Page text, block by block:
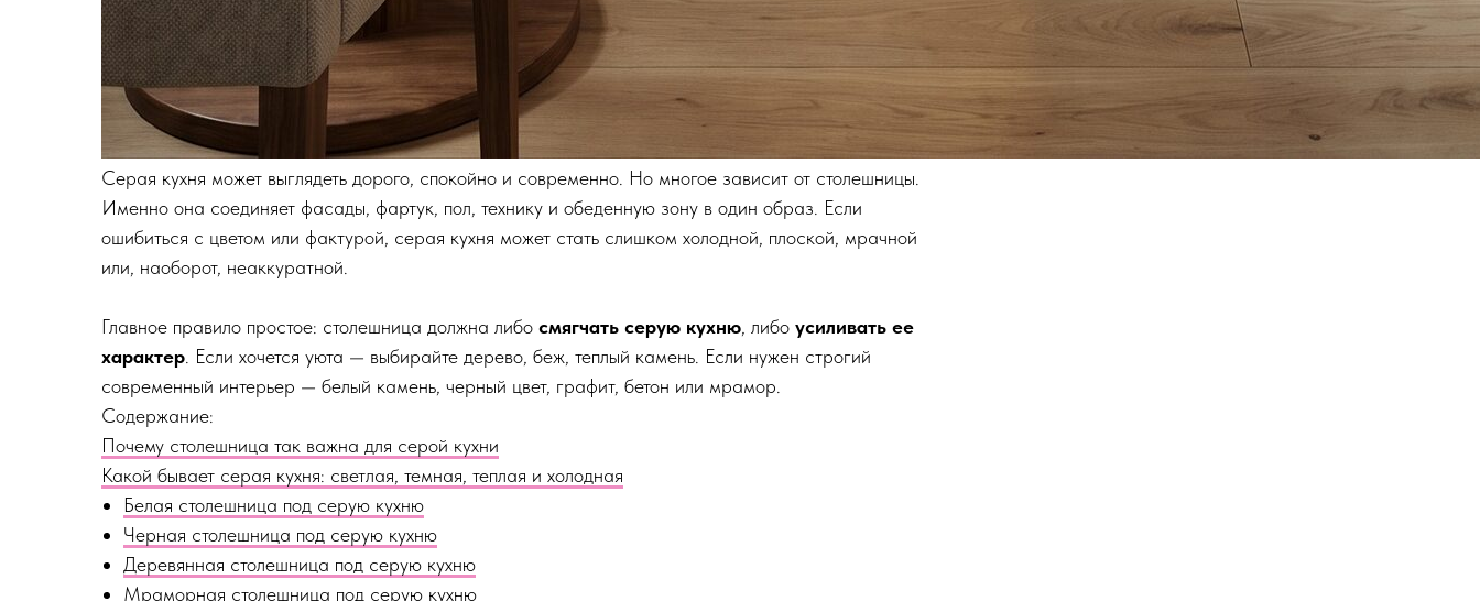
Серая кухня может выглядеть дорого, спокойно и современно. Но многое зависит от столешницы.
Именно она соединяет фасады, фартук, пол, технику и обеденную зону в один образ. Если
ошибиться с цветом или фактурой, серая кухня может стать слишком холодной, плоской, мрачной
или, наоборот, неаккуратной.
характер. Если хочется уюта — выбирайте дерево, беж, теплый камень. Если нужен строгий
современный интерьер — белый камень, черный цвет, графит, бетон или мрамор.
Содержание:
Почему столешница так важна для серой кухни
Какой бывает серая кухня: светлая, темная, теплая и холодная
Белая столешница под серую кухню
Черная столешница под серую кухню
Деревянная столешница под серую кухню
Мраморная столешница под серую кухню
Бежевая и песочная столешница